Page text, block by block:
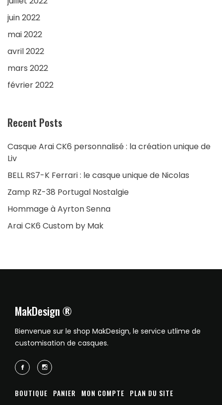
juin 2022
mai 2022
avril 2022
mars 2022
février 2022
Recent Posts
Casque Arai CK6 personnalisé : la création unique de
Liv
BELL RS7-K Ferrari : le casque unique de Nicolas
Zamp RZ-38 Portugal Nostalgie
Hommage à Ayrton Senna
Arai CK6 Custom by Mak
MakDesign ®
Bienvenue sur le shop MakDesign, le service utlime de
customisation de casques.
BOUTIQUE PANIER MON COMPTE PLAN DU SITE